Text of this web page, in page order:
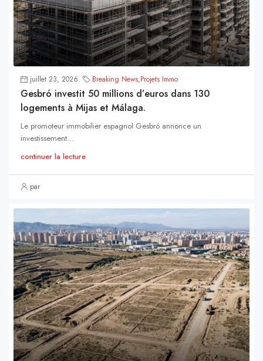
juillet 23, 2026 Breaking News,Projets Immo
Gesbró investit 50 millions d’euros dans 130
logements à Mijas et Málaga.
Le promoteur immobilier espagnol Gesbró annonce un
investissement...
continuer la lecture
par